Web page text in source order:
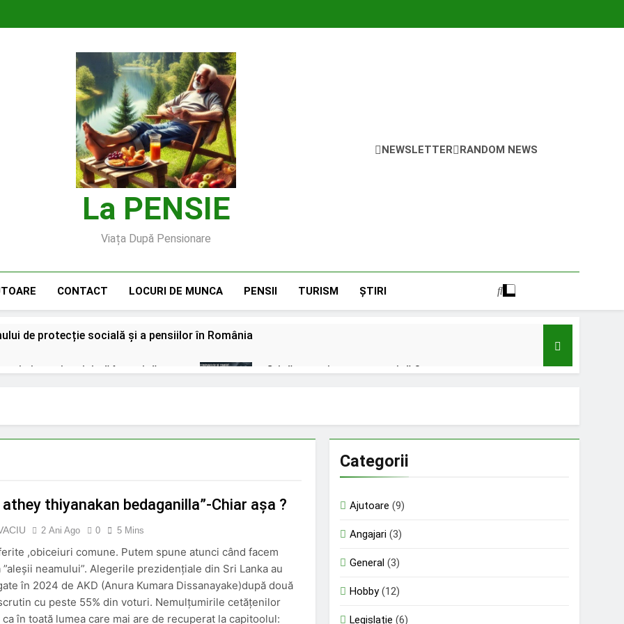
La PENSIE
Viața După Pensionare
NEWSLETTER RANDOM NEWS
CONTACT LOCURI DE MUNCA PENSII TURISM ȘTIRI
de protecție socială și a pensiilor în România
zi și pensia minimă în vecinătate Criză sau mișcare tectonică ?
fost polițist s-a întors înarmat după o ceartă cu vecinul său;
Mineriadei din 1990; INPS ITALIA fraudat cu 12,5 milioane de euro;
in 2026; Pensionarii români care continuă să muncească;
85% pentru aceste categorii de pensionari Romania din nou la EUROVISION
athey thiyanakan bedaganilla”-Chiar așa ?
2 Ani Ago 0 5 Mins
,obiceiuri comune. Putem spune atunci când facem
neamului”. Alegerile prezidențiale din Sri Lanka au
în 2024 de AKD (Anura Kumara Dissanayake)după două
cu peste 55% din voturi. Nemulțumirile cetățenilor
ca în toată lumea care mai are de recuperat la capitoolul:
Categorii
Ajutoare (9)
Angajari (3)
General (3)
Hobby(12)
Legislație (6)